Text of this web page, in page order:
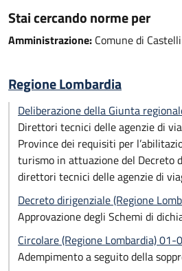
Stai cercando norme per
Amministrazione: Comune di
Regione Lombardia
Deliberazione della Giunta
Direttori tecnici delle agenzie di
Province dei requisiti per
turismo in attuazione del Decreto
direttori tecnici delle agenzie di
Decreto dirigenziale (Regione
Approvazione degli Schemi di
Circolare (Regione Lombardia)
Adempimento a seguito della